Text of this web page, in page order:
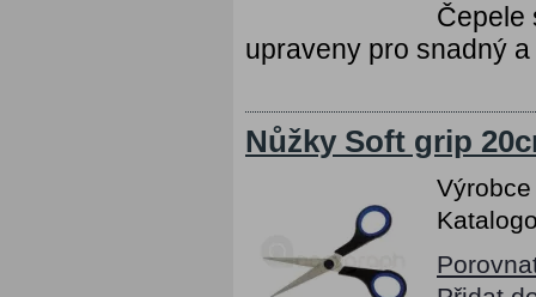
Čepele
upraveny pro snadný
Nůžky Soft grip